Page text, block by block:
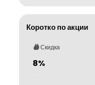
Коротко по акции
Скидка
8%